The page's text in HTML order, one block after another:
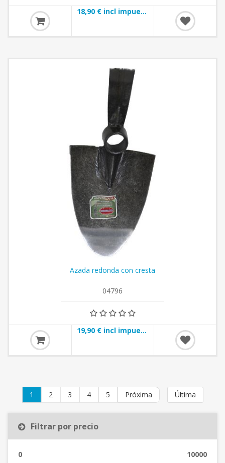
18,90 € incl impuestos
Azada redonda con cresta
04796
19,90 € incl impuestos
1 2 3 4 5 Próxima Última
Filtrar por precio
0 10000